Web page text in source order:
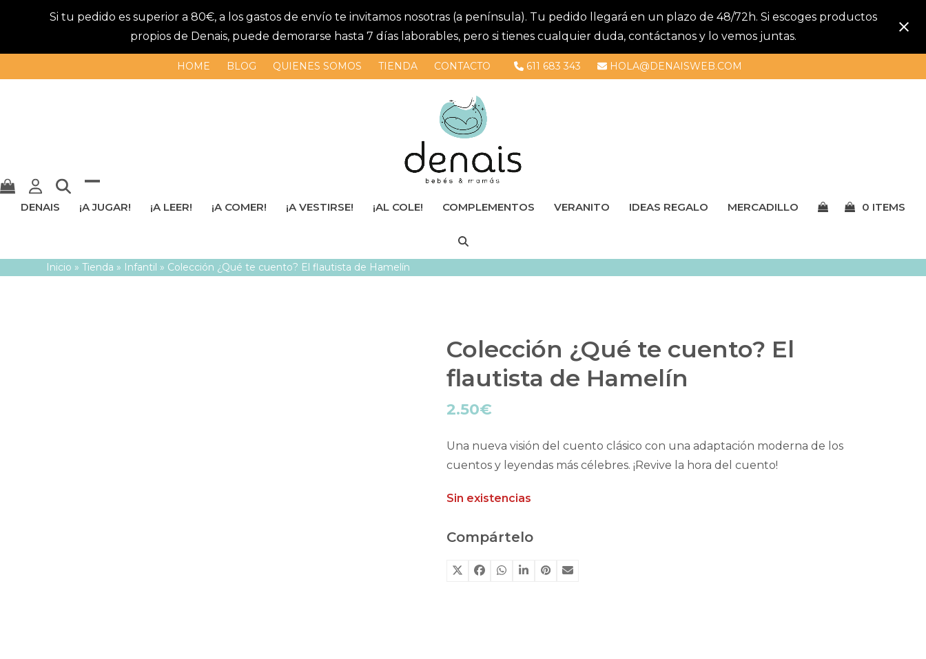
Si tu pedido es superior a 80€, a los gastos de envío te invitamos nosotras (a península). Tu pedido llegará en un plazo de 48/72h. Si escoges productos
propios de Denais, puede demorarse hasta 7 días laborables, pero si tienes cualquier duda, contáctanos y lo vemos juntas.
HOME BLOG QUIENES SOMOS TIENDA CONTACTO 611 683 343 HOLA@DENAISWEB.COM
Mostrar
menú
Cerrar
DENAIS ¡A JUGAR! ¡A LEER! ¡A COMER! ¡A VESTIRSE! ¡AL COLE! COMPLEMENTOS VERANITO IDEAS REGALO MERCADILLO 0 ITEMS
Inicio »Tienda » Infantil » Colección ¿Qué te cuento? El flautista de Hamelín
Colección ¿Qué te cuento? El
flautista de Hamelín
2.50€
Una nueva visión del cuento clásico con una adaptación moderna de los
cuentos y leyendas más célebres. ¡Revive la hora del cuento!
Sin existencias
Compártelo